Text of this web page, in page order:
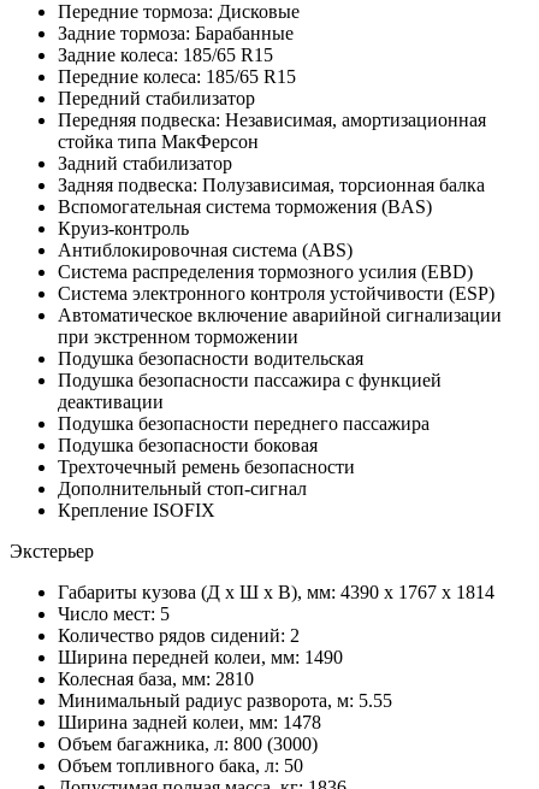
Передние тормоза: Дисковые
Задние тормоза: Барабанные
Задние колеса: 185/65 R15
Передние колеса: 185/65 R15
Передний стабилизатор
Передняя подвеска: Независимая, амортизационная
стойка типа МакФерсон
Задний стабилизатор
Задняя подвеска: Полузависимая, торсионная балка
Вспомогательная система торможения (BAS)
Круиз-контроль
Антиблокировочная система (ABS)
Система распределения тормозного усилия (EBD)
Система электронного контроля устойчивости (ESP)
Автоматическое включение аварийной сигнализации
при экстренном торможении
Подушка безопасности водительская
Подушка безопасности пассажира с функцией
деактивации
Подушка безопасности переднего пассажира
Подушка безопасности боковая
Трехточечный ремень безопасности
Дополнительный стоп-сигнал
Крепление ISOFIX
Экстерьер
Габариты кузова (Д x Ш x В), мм: 4390 x 1767 x 1814
Число мест: 5
Количество рядов сидений: 2
Ширина передней колеи, мм: 1490
Колесная база, мм: 2810
Минимальный радиус разворота, м: 5.55
Ширина задней колеи, мм: 1478
Объем багажника, л: 800 (3000)
Объем топливного бака, л: 50